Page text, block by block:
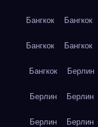
Бангкок Бангкок
Бангкок Бангкок
Бангкок Берлин
Берлин Берлин
Берлин Берлин